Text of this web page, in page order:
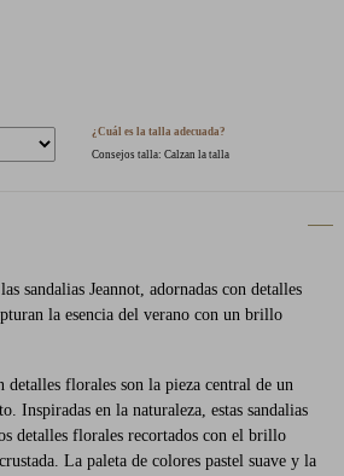
¿Cuál es la talla adecuada?
Consejos talla: Calzan la talla
sandalias Jeannot, adornadas con detalles
la esencia del verano con un brillo
detalles florales son la pieza central de un
Inspiradas en la naturaleza, estas sandalias
detalles florales recortados con el brillo
La paleta de colores pastel suave y la